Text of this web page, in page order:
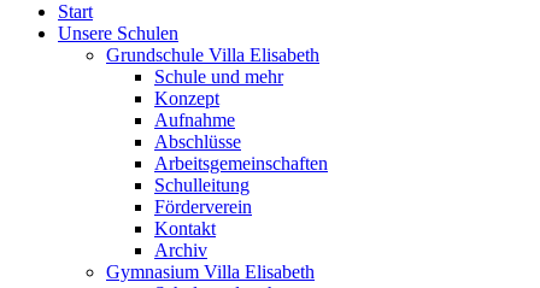
Start
Unsere Schulen
Grundschule Villa Elisabeth
Schule und mehr
Konzept
Aufnahme
Abschlüsse
Arbeitsgemeinschaften
Schulleitung
Förderverein
Kontakt
Archiv
Gymnasium Villa Elisabeth